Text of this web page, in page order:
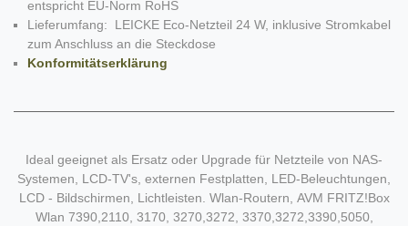
entspricht EU-Norm RoHS
Lieferumfang: LEICKE Eco-Netzteil 24 W, inklusive Stromkabel
zum Anschluss an die Steckdose
Konformitätserklärung
Ideal geeignet als Ersatz oder Upgrade für Netzteile von NAS-
Systemen, LCD-TV's, externen Festplatten, LED-Beleuchtungen,
LCD - Bildschirmen, Lichtleisten. Wlan-Routern, AVM FRITZ!Box
Wlan 7390,2110, 3170, 3270,3272, 3370,3272,3390,5050,